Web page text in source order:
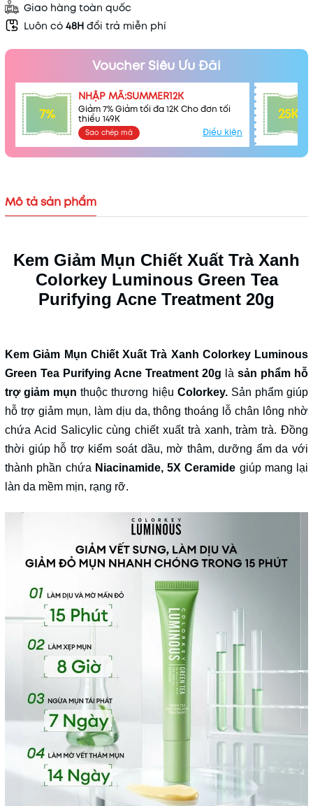
Giao hàng toàn quốc
Luôn có 48H đổi trả miễn phí
Voucher Siêu Ưu Đãi
7%
NHẬP MÃ:SUMMER12K
Giảm 7% Giảm tối đa 12K Cho đơn tối
thiểu 149K
Sao chép mã Điều kiện
25K
Mã khuyến mãi:
Điều kiện:
Mô tả sản phẩm
Kem Giảm Mụn Chiết Xuất Trà Xanh
Colorkey Luminous Green Tea
Purifying Acne Treatment 20g
Kem Giảm Mụn Chiết Xuất Trà Xanh Colorkey Luminous
Green Tea Purifying Acne Treatment 20g là sản phẩm hỗ
trợ giảm mụnthuộc thương hiệu Colorkey.Sản phẩm giúp
hỗ trợ giảm mụn, làm dịu da, thông thoáng lỗ chân lông nhờ
chứa Acid Salicylic cùng chiết xuất trà xanh, tràm trà. Đồng
thời giúp hỗ trợ kiểm soát dầu, mờ thâm, dưỡng ẩm da với
thành phần chứa Niacinamide, 5X Ceramide giúp mang lại
làn da mềm mịn, rạng rỡ.